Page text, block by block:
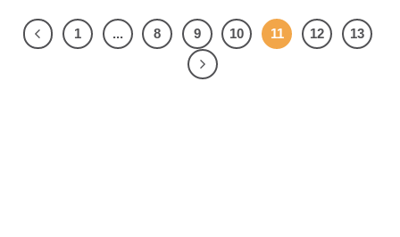
1 ... 8 9 10 11 12 13